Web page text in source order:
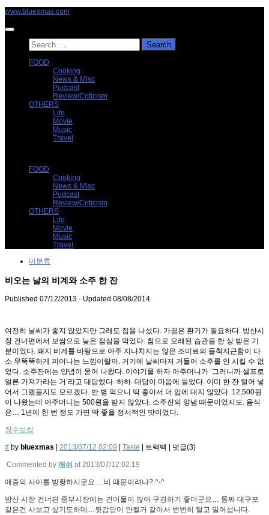
Skip
content
www.bluexmas.com
Search
for:
FOOD
Cooking
News & Misc
Podcast
Review/Criticism
OTHERS
Life
Movie
Music
Travel
FOOD
Cooking
News & Misc
Podcast
Review/Criticism
OTHERS
Life
Movie
Music
Travel
미분류
비오는 날의 비계와 소주 한 잔
Published 07/12/2013 · Updated 08/08/2014
여전히 날씨가 좋지 않았지만 그래도 집을 나섰다. 가끔은 환기가 필요하다. 방산시
장 건너편에서 보쌈으로 늦은 점심을 먹었다. 참으로 오래된 습관을 한 상 받은 기
분이었다. 돼지 비계를 바탕으로 아주 지나치지는 않은 조미료의 들척지근함이 다
소 무뚝뚝하게 피어나는 느낌이랄까. 거기에 날씨마저 거들어 소주를 안 시킬 수 없
었다. 소주잔에는 양념이 묻어 나왔다. 이야기를 하자 아주머니가 ‘그러니까 셀프로
얼른 가져가라는 거’라고 대답했다. 하하. 대답이 마음에 들었다. 이미 한 잔 털어 넣
어서 그랬을지도 모르겠다. 반 병 먹으니 딱 좋아서 더 입에 대지 않았다. 12,500원
이 나왔는데 아주머니는 500원을 받지 않았다. 소주잔의 양념 때문이었지도. 음식
은… 1년에 한 번 정도 가면 딱 좋을 정서적인 맛이었다.
장수보쌈
# by bluexmas 2013/07/12 02:09 Taste 트랙백 덧글(3)
Commented by 애쉬 at 2013/07/12 02:19
애증의 사이를 방황하시군요….비 때문이려나? ^-^
방산 시장 건너편 중부시장에는 건어물이 많아 구경하기 좋더군요… 통짜 대구포
같은건 사보고 싶기도하데…뒷감당이 안될거 같아서 번번히 털고 일어섭니다.